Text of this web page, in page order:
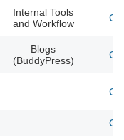
Internal Tools
and Workflow
Blogs
(BuddyPress)